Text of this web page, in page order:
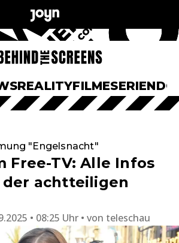
REALITYFILMESERIEN
"Engelsnacht"
Free-TV: Alle Infos
der achtteiligen
• 08:25 Uhr von teleschau